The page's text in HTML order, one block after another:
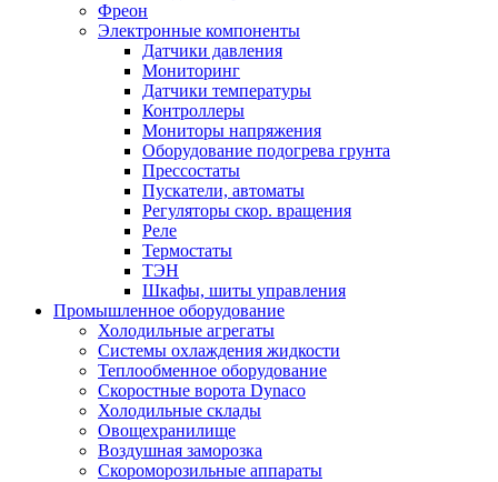
Фреон
Электронные компоненты
Датчики давления
Мониторинг
Датчики температуры
Контроллеры
Мониторы напряжения
Оборудование подогрева грунта
Прессостаты
Пускатели, автоматы
Регуляторы скор. вращения
Реле
Термостаты
ТЭН
Шкафы, шиты управления
Промышленное оборудование
Холодильные агрегаты
Системы охлаждения жидкости
Теплообменное оборудование
Скоростные ворота Dynaco
Холодильные склады
Овощехранилище
Воздушная заморозка
Скороморозильные аппараты